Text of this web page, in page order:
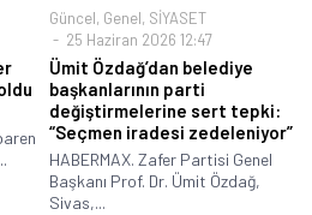
Güncel, Genel, SİYASET
25 Haziran 2026 12:47
Ümit Özdağ’dan belediye
başkanlarının parti
değiştirmelerine sert tepki:
“Seçmen iradesi zedeleniyor”
HABERMAX. Zafer Partisi Genel
Başkanı Prof. Dr. Ümit Özdağ,
Sivas,...